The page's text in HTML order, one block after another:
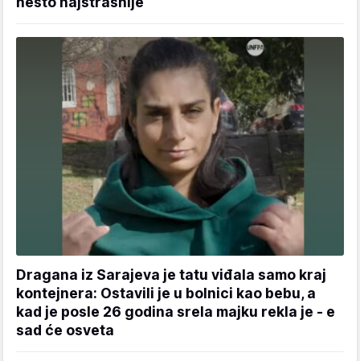
Dragana iz Sarajeva je tatu viđala samo kraj
kontejnera: Ostavili je u bolnici kao bebu, a
kad je posle 26 godina srela majku rekla je - e
sad će osveta